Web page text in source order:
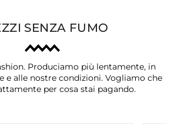
SENZA FUMO
Produciamo più lentamente, in
e alle nostre condizioni. Vogliamo che
per cosa stai pagando.